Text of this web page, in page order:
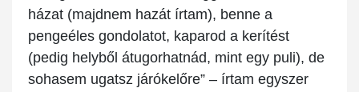
házat (majdnem hazát írtam), benne a
pengeéles gondolatot, kaparod a kerítést
(pedig helyből átugorhatnád, mint egy puli), de
sohasem ugatsz járókelőre” – írtam egyszer